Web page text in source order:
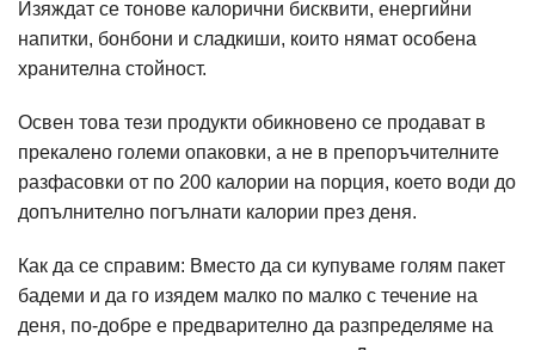
Изяждат се тонове калорични бисквити, енергийни
напитки, бонбони и сладкиши, които нямат особена
хранителна стойност.
Освен това тези продукти обикновено се продават в
прекалено големи опаковки, а не в препоръчителните
разфасовки от по 200 калории на порция, което води до
допълнително погълнати калории през деня.
Как да се справим: Вместо да си купуваме голям пакет
бадеми и да го изядем малко по малко с течение на
деня, по-добре е предварително да разпределяме на